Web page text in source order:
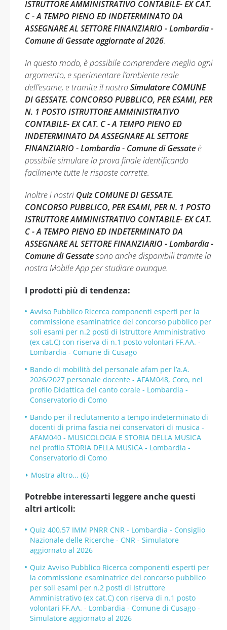
ISTRUTTORE AMMINISTRATIVO CONTABILE- EX CAT.
C - A TEMPO PIENO ED INDETERMINATO DA
ASSEGNARE AL SETTORE FINANZIARIO - Lombardia -
Comune di Gessate aggiornate al 2026.
In questo modo, è possibile comprendere meglio ogni
argomento, e sperimentare l’ambiente reale
dell’esame, e tramite il nostroSimulatore COMUNE
DI GESSATE. CONCORSO PUBBLICO, PER ESAMI, PER
N. 1 POSTO ISTRUTTORE AMMINISTRATIVO
CONTABILE- EX CAT. C - A TEMPO PIENO ED
INDETERMINATO DA ASSEGNARE AL SETTORE
FINANZIARIO - Lombardia - Comune di Gessate è
possibile simulare la prova finale identificando
facilmente tutte le risposte corrette.
Inoltre i nostri Quiz COMUNE DI GESSATE.
CONCORSO PUBBLICO, PER ESAMI, PER N. 1 POSTO
ISTRUTTORE AMMINISTRATIVO CONTABILE- EX CAT.
C - A TEMPO PIENO ED INDETERMINATO DA
ASSEGNARE AL SETTORE FINANZIARIO - Lombardia -
Comune di Gessatesono anche disponibili tramite la
nostra Mobile App per studiare ovunque.
I prodotti più di tendenza:
Avviso Pubblico Ricerca componenti esperti per la
commissione esaminatrice del concorso pubblico per
soli esami per n.2 posti di Istruttore Amministrativo
(ex cat.C) con riserva di n.1 posto volontari FF.AA. -
Lombardia - Comune di Cusago
Bando di mobilità del personale afam per l’a.A.
2026/2027 personale docente - AFAM048, Coro, nel
profilo Didattica del canto corale - Lombardia -
Conservatorio di Como
Bando per il reclutamento a tempo indeterminato di
docenti di prima fascia nei conservatori di musica -
AFAM040 - MUSICOLOGIA E STORIA DELLA MUSICA
nel profilo STORIA DELLA MUSICA - Lombardia -
Conservatorio di Como
Mostra altro... (6)
Potrebbe interessarti leggere anche questi
altri articoli:
Quiz 400.57 IMM PNRR CNR - Lombardia - Consiglio
Nazionale delle Ricerche - CNR - Simulatore
aggiornato al 2026
Quiz Avviso Pubblico Ricerca componenti esperti per
la commissione esaminatrice del concorso pubblico
per soli esami per n.2 posti di Istruttore
Amministrativo (ex cat.C) con riserva di n.1 posto
volontari FF.AA. - Lombardia - Comune di Cusago -
Simulatore aggiornato al 2026